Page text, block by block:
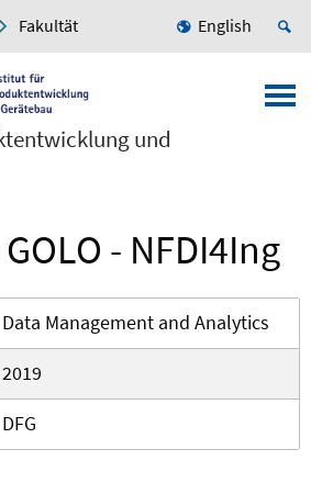
Fakultät English
und
- NFDI4Ing
Data Management and Analytics
2019
DFG